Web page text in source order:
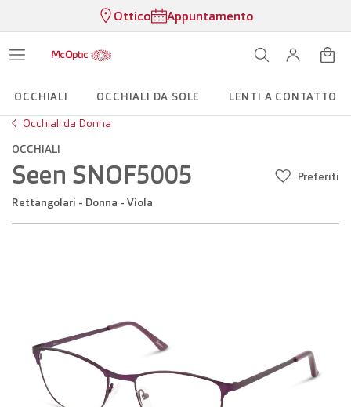
Ottico Appuntamento
OCCHIALI OCCHIALI DA SOLE
LENTI A CONTATTO
Occhiali da Donna
OCCHIALI
Seen SNOF5005
Rettangolari - Donna - Viola
Preferiti